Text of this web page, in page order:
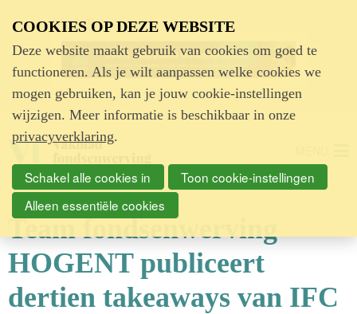
Advertentie
Team fondsenwerving
HOGENT publiceert
dertien takeaways van IFC
COOKIES OP DEZE WEBSITE
Deze website maakt gebruik van cookies om goed te
functioneren. Als je wilt aanpassen welke cookies we
mogen gebruiken, kan je jouw cookie-instellingen
wijzigen. Meer informatie is beschikbaar in onze
privacyverklaring.
Schakel alle cookies in
Toon cookie-instellingen
Alleen essentiële cookies